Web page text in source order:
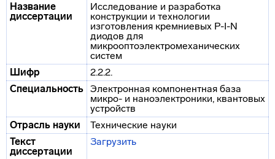
Название
диссертации
Исследование и разработка
конструкции и технологии
изготовления кремниевых P-I-N
диодов для
микрооптоэлектромеханических
систем
Шифр
2.2.2.
Специальность Электронная компонентная база
микро- и наноэлектроники, квантовых
устройств
Отрасль науки
Технические науки
Текст
диссертации
Загрузить